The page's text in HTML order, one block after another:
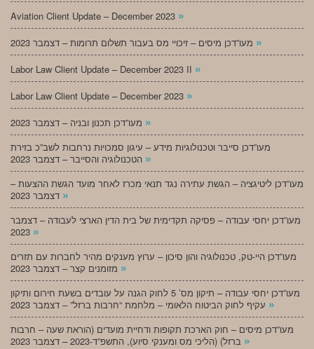
Aviation Client Update – December 2023 »
»
Labor Law Client Update – December 2023 II »
Labor Law Client Update – December 2023 »
»
מעו”דכן סייבר וטכנולוגיות מידע – עיגון סמכויות נרחבות לשב”כ בזירת
»
מעו”דכן ליטיגציה – הגשת עתירה נגד תנאי מכרז לאחר מועד הגשת ההצעות –
»
מעו”דכן יחסי עבודה – פסיקה תקדימית של בית הדין הארצי לעבודה – דצמבר
»
מעו”דכן היי-טק, טכנולוגיה והון סיכון – ערוץ מענקים מהיר לחברות עם תזרים
»
מעו”דכן יחסי עבודה – תיקון מס’ 5 לחוק הגנה על עובדים בשעת חירום ותיקון
»
מעו”דכן מיסים – חוק הארכת תקופות ודחיית מועדים (הוראת שעה – חרבות
»